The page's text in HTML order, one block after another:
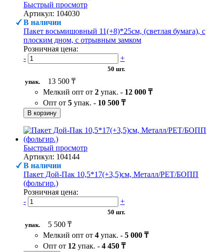
Быстрый просмотр
Артикул: 104030
В наличии
Пакет восьмишовный 11(+8)*25см, (светлая бумага), с
плоским дном, с отрывным замком
Розничная цена:
-
+
50 шт.
упак.
13 500 ₸
Мелкий опт от 2 упак. - 12 000 ₸
Опт от 5 упак. - 10 500 ₸
В корзину
Быстрый просмотр
Артикул: 104144
В наличии
Пакет Дой-Пак 10,5*17(+3,5)см, Металл/PET/БОПП
(фольгир.)
Розничная цена:
-
+
50 шт.
упак.
5 500 ₸
Мелкий опт от 4 упак. - 5 000 ₸
Опт от 12 упак. - 4 450 ₸